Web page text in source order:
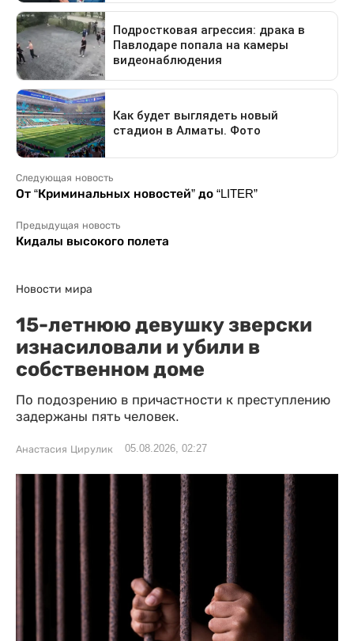
Следующая новость
От “Криминальных новостей” до “LITER”
Предыдущая новость
Кидалы высокого полета
Новости мира
15-летнюю девушку зверски
изнасиловали и убили в
собственном доме
По подозрению в причастности к преступлению
задержаны пять человек.
Анастасия Цирулик 05.08.2026, 02:27